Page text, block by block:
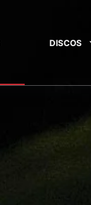
DISCOS